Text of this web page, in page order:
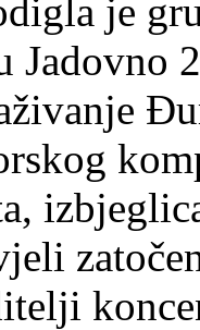
je
Jadovno